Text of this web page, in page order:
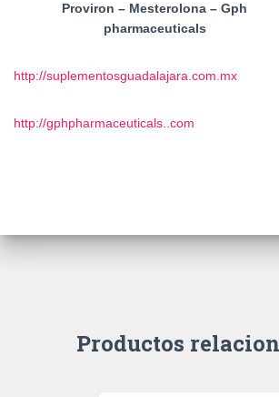
Proviron – Mesterolona – Gph
pharmaceuticals
http://suplementosguadalajara.com.mx
http://gphpharmaceuticals..com
Productos